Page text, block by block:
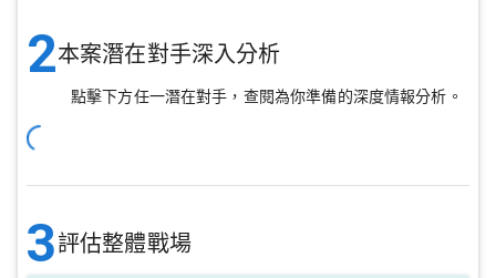
2本案潛在對手深入分析
點擊下方任一潛在對手，查閱為你準備的深度情報分析。
3評估整體戰場